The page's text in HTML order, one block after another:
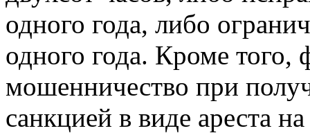
одного года, либо
одного года. Кроме того,
мошенничество при
санкцией в виде ареста